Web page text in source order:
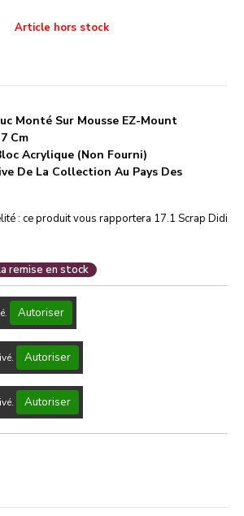
Article hors stock
Monté Sur Mousse EZ-Mount
Cm
Acrylique (non Fourni)
De La Collection Au Pays Des
: ce produit vous rapportera 17.1 Scrap Didi
remise en stock
Autoriser
Autoriser
Autoriser